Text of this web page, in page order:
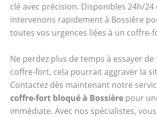
clé avec précision. Disponibles 24h/24
intervenons rapidement à Bossière
toutes vos urgences liées à un coffre-
Ne perdez plus de temps à essayer
coffre-fort, cela pourrait aggraver la
Contactez dès maintenant notre
coffre-fort bloqué à Bossière pour
immédiate. Avec nos spécialistes,